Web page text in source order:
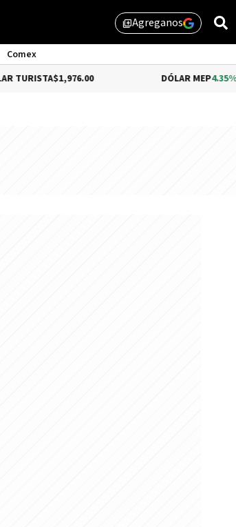
library_addAgreganos
Comex
$1,976.00 DÓLAR MEP4.35%$1,579.46